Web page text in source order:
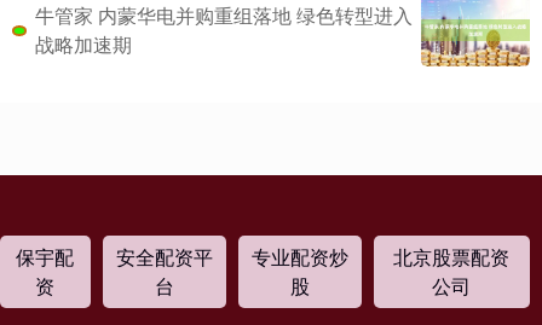
牛管家 内蒙华电并购重组落地 绿色转型进入
战略加速期
保宇配
资
安全配资平
台
专业配资炒
股
北京股票配资
公司